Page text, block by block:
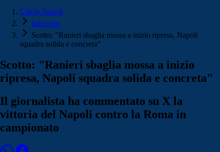
Calcio Napoli
Interviste
Scotto: "Ranieri sbaglia mossa a inizio ripresa, Napoli
squadra solida e concreta"
Scotto: "Ranieri sbaglia mossa a inizio
ripresa, Napoli squadra solida e concreta"
Il giornalista ha commentato su X la
vittoria del Napoli contro la Roma in
campionato